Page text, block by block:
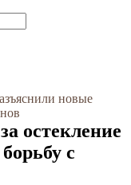
новые
остекление
с